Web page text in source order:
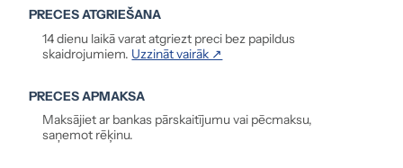
PRECES ATGRIEŠANA
14 dienu laikā varat atgriezt preci bez papildus
skaidrojumiem. Uzzināt vairāk ↗
PRECES APMAKSA
Maksājiet ar bankas pārskaitījumu vai pēcmaksu,
saņemot rēķinu.